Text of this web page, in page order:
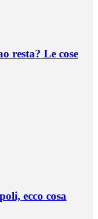
resta? Le cose
ecco cosa